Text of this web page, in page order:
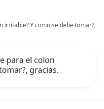
irritable? Y como se debe tomar?,
para el colon
gracias.